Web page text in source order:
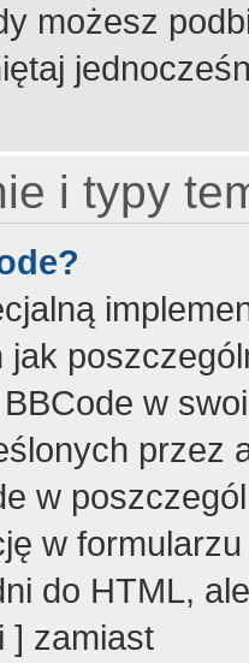
możesz
i typy
jak
w
przez
w
w
do HTML,
] zamiast